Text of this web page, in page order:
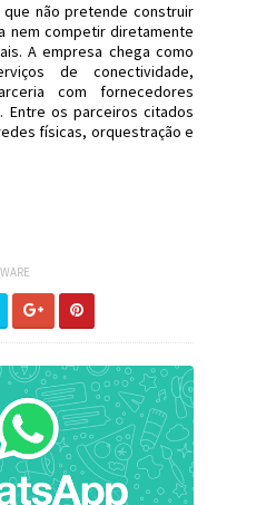
que não pretende construir
nem competir diretamente
A empresa chega como
de conectividade,
com fornecedores
Entre os parceiros citados
físicas, orquestração e